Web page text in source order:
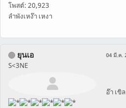
โพสต์: 20,923
ลำพังเหง๊า เหงา
ยุนเอ
S<3NE
04 มี.ค.
อ๊า เขิ